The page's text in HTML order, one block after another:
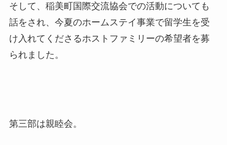
そして、稲美町国際交流協会での活動についても
話をされ、今夏のホームステイ事業で留学生を受
け入れてくださるホストファミリーの希望者を募
られました。
第三部は親睦会。